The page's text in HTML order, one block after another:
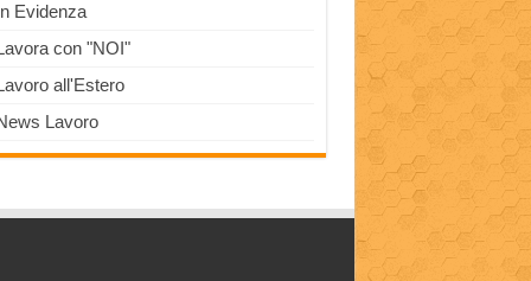
Evidenza
con "NOI"
all'Estero
Lavoro